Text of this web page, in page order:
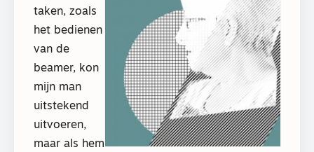
taken, zoals
het bedienen
van de
beamer, kon
mijn man
uitstekend
uitvoeren,
maar als hem